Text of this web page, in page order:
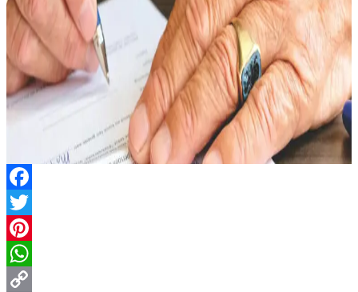
Facebook
Twitter
Pinterest
WhatsApp